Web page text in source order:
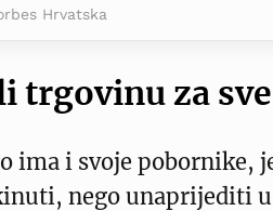
Hrvatska
trgovinu za
ima i svoje pobornike,
nego unaprijediti